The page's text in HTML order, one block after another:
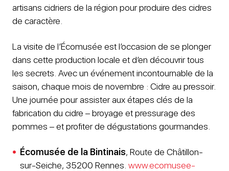
artisans cidriers de la région pour produire des cidres
de caractère.
La visite de l’Écomusée est l’occasion de se plonger
dans cette production locale et d’en découvrir tous
les secrets. Avec un événement incontournable de la
saison, chaque mois de novembre : Cidre au pressoir.
Une journée pour assister aux étapes clés de la
fabrication du cidre – broyage et pressurage des
pommes – et profiter de dégustations gourmandes.
Écomusée de la Bintinais, Route de Châtillon-
sur-Seiche, 35200 Rennes. www.ecomusee-